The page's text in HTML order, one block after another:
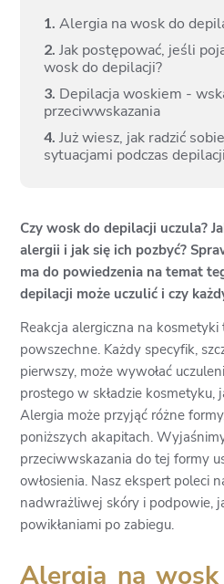
1. Alergia na wosk do
2. Jak postępować, jeśli
wosk do depilacji?
3. Depilacja woskiem -
przeciwwskazania
4. Już wiesz, jak radzić
sytuacjami podczas
Czy wosk do depilacji uczula?
alergii i jak się ich pozbyć?
ma do powiedzenia na temat
depilacji może uczulić i czy
Reakcja alergiczna na
powszechne. Każdy specyfik,
pierwszy, może wywołać
prostego w składzie kosmetyku,
Alergia może przyjąć różne
poniższych akapitach.
przeciwwskazania do tej formy
owłosienia. Nasz ekspert poleci
nadwrażliwej skóry i podpowie,
powikłaniami po zabiegu.
Alergia na